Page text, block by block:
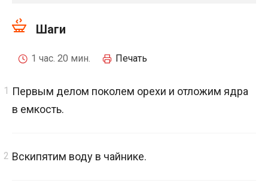
Шаги
1 час. 20 мин. Печать
Первым делом поколем орехи и отложим ядра
в емкость.
Вскипятим воду в чайнике.